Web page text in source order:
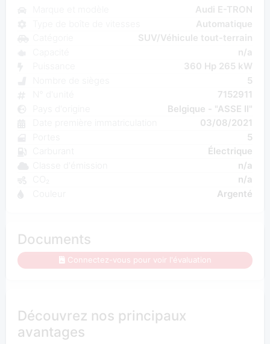
Audi E-TRON
Automatique
SUV/Véhicule tout-terrain
n/a
360 Hp 265 kW
5
7152911
Belgique - "ASSE II"
03/08/2021
5
Électrique
n/a
n/a
Argenté
Documents
Connectez-vous pour voir l'évaluation
Découvrez nos principaux
avantages